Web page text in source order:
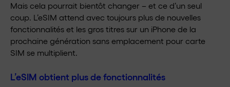
Mais cela pourrait bientôt changer – et ce d’un seul
coup. L’eSIM attend avec toujours plus de nouvelles
fonctionnalités et les gros titres sur un iPhone de la
prochaine génération sans emplacement pour carte
SIM se multiplient.
L’eSIM obtient plus de fonctionnalités